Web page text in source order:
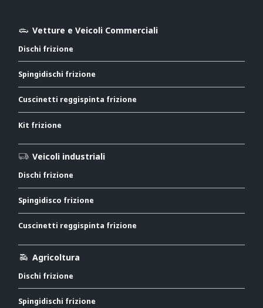
Vetture e Veicoli Commerciali
Dischi frizione
Spingidischi frizione
Cuscinetti reggispinta frizione
Kit frizione
Veicoli industriali
Dischi frizione
Spingidisco frizione
Cuscinetti reggispinta frizione
Agricoltura
Dischi frizione
Spingidischi frizione